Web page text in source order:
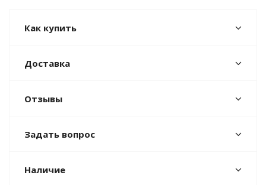
Как купить
Доставка
Отзывы
Задать вопрос
Наличие